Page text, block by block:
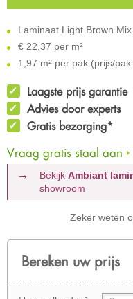
Laminaat Light Brown
€ 22,37 per m²
1,97 m² per pak (prijs/
Laagste prijs garantie
Advies door experts
Gratis bezorging*
Vraag gratis staal aan
Bekijk Ambiant
showroom
Zeker weten
Bereken uw prijs